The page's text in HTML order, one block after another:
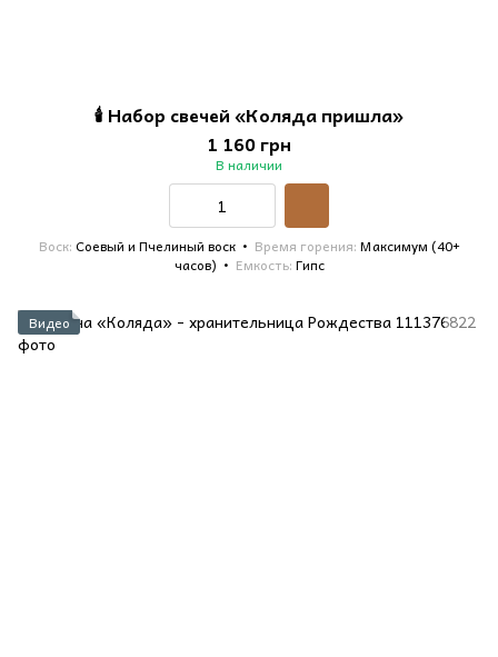
🕯️ Набор свечей «Коляда пришла»
1 160 грн
В наличии
Воск Соевый и Пчелиный воск Время горения Максимум (40+
часов)
Емкость Гипс
Видео